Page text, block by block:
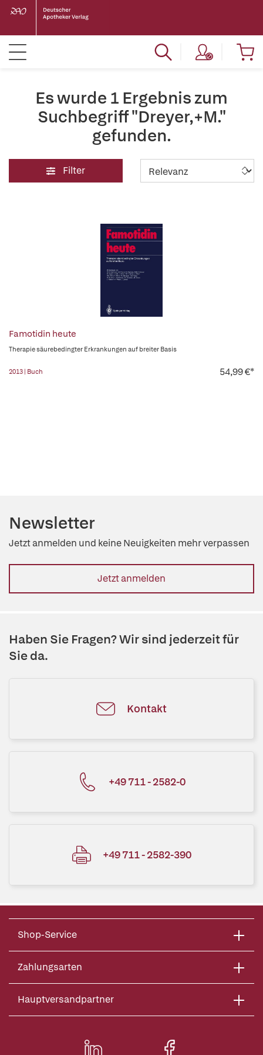
Es wurde 1 Ergebnis zum
Suchbegriff "Dreyer,+M."
gefunden.
Filter
Famotidin heute
Therapie säurebedingter Erkrankungen auf breiter Basis
2013 | Buch 54,99 €*
Newsletter
Jetzt anmelden und keine Neuigkeiten mehr verpassen
Jetzt anmelden
Haben Sie Fragen? Wir sind jederzeit für
Sie da.
Kontakt
+49 711 - 2582-0
+49 711 - 2582-390
Shop-Service
Zahlungsarten
Hauptversandpartner